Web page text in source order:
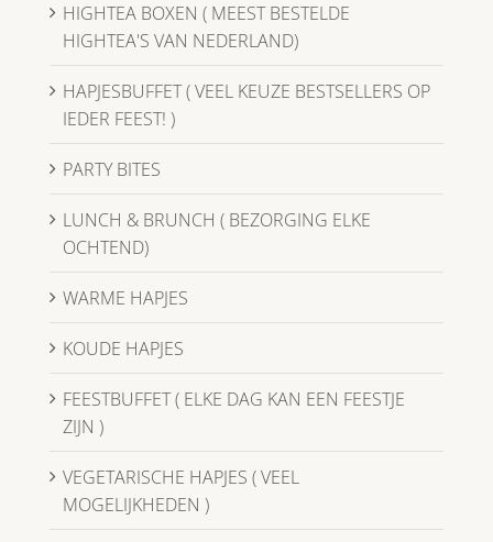
HIGHTEA BOXEN ( MEEST BESTELDE
HIGHTEA'S VAN NEDERLAND)
HAPJESBUFFET ( VEEL KEUZE BESTSELLERS OP
IEDER FEEST! )
PARTY BITES
LUNCH & BRUNCH ( BEZORGING ELKE
OCHTEND)
WARME HAPJES
KOUDE HAPJES
FEESTBUFFET ( ELKE DAG KAN EEN FEESTJE
ZIJN )
VEGETARISCHE HAPJES ( VEEL
MOGELIJKHEDEN )